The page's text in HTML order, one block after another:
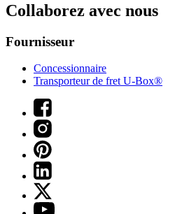
Collaborez avec nous
Fournisseur
Concessionnaire
Transporteur de fret U-Box®